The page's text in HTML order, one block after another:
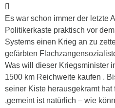
Es war schon immer der letzte
Politikerkaste praktisch vor
Systems einen Krieg an zu
gefärbten
Was will dieser Kriegsminister
1500 km Reichweite kaufen .
seiner Kiste herausgekramt hat
,gemeint ist natürlich – wie